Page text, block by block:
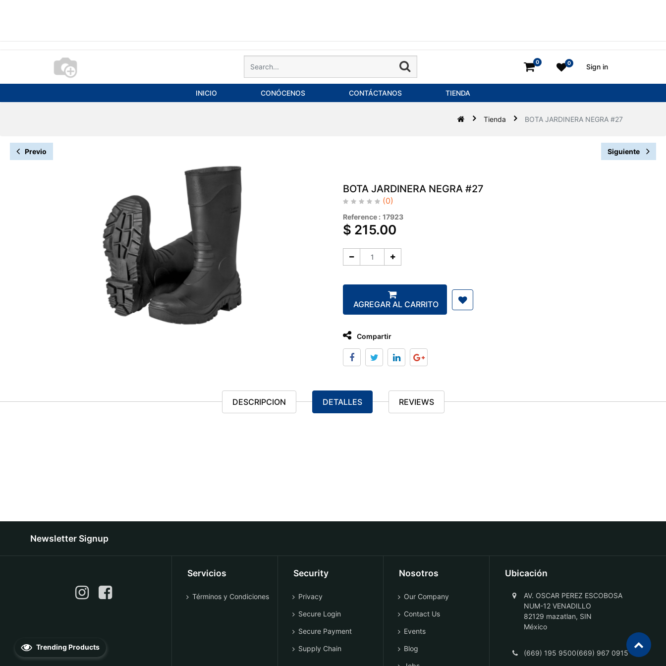
0 0 Sign in
INICIO CONÓCENOS CONTÁCTANOS TIENDA
Tienda BOTA JARDINERA NEGRA #27
Previo Siguiente
BOTA JARDINERA NEGRA #27
(0)
Reference : 17923
$ 215.00
AGREGAR AL CARRITO
Compartir
DESCRIPCION DETALLES REVIEWS
Trending Products
Newsletter Signup
Servicios
Términos y Condiciones
Security
Privacy
Secure Login
Secure Payment
Supply Chain
Nosotros
Our Company
Contact Us
Events
Blog
Ubicación
AV. OSCAR PEREZ ESCOBOSA
NUM-12 VENADILLO
82129 mazatlan, SIN
México
(669) 195 9500(669) 967 0915